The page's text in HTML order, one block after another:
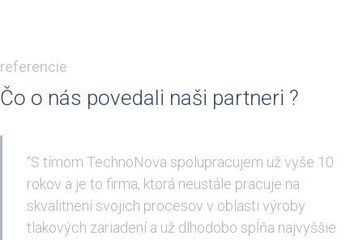
referencie
Čo o nás povedali naši partneri ?
“S tímom TechnoNova spolupracujem už vyše 10
rokov a je to firma, ktorá neustále pracuje na
skvalitnení svojich procesov v oblasti výroby
tlakových zariadení a už dlhodobo spĺňa najvyššie